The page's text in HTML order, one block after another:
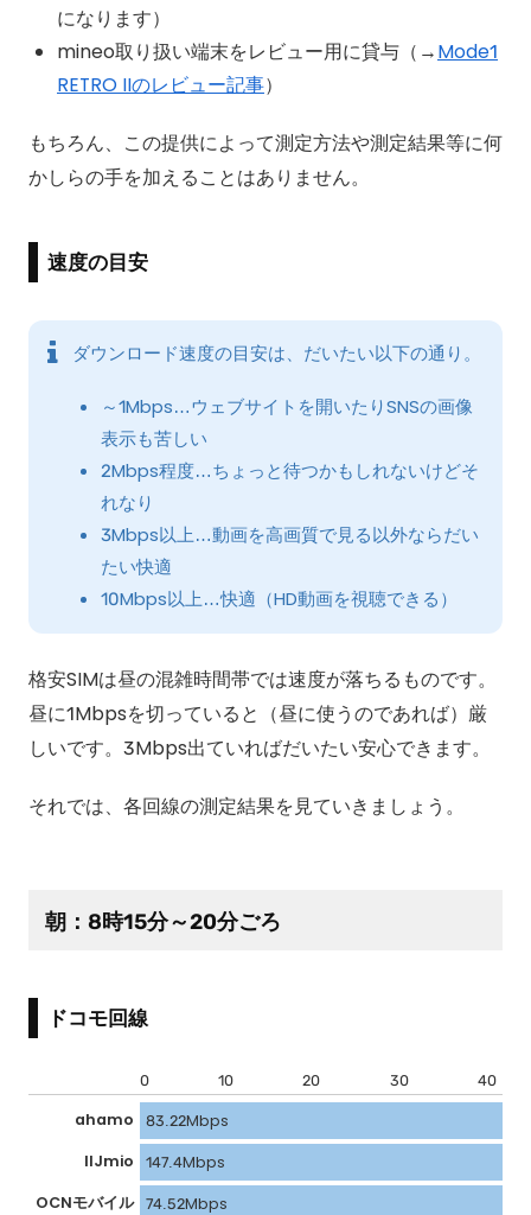
になります）
mineo取り扱い端末をレビュー用に貸与（→Mode1
RETRO IIのレビュー記事）
もちろん、この提供によって測定方法や測定結果等に何
かしらの手を加えることはありません。
速度の目安
ダウンロード速度の目安は、だいたい以下の通り。
～1Mbps…ウェブサイトを開いたりSNSの画像
表示も苦しい
2Mbps程度…ちょっと待つかもしれないけどそ
れなり
3Mbps以上…動画を高画質で見る以外ならだい
たい快適
10Mbps以上…快適（HD動画を視聴できる）
格安SIMは昼の混雑時間帯では速度が落ちるものです。
昼に1Mbpsを切っていると（昼に使うのであれば）厳
しいです。3Mbps出ていればだいたい安心できます。
それでは、各回線の測定結果を見ていきましょう。
朝：8時15分～20分ごろ
ドコモ回線
0 10 20 30
40
ahamo
83.22Mbps
IIJmio
147.4Mbps
OCNモバイル 74.52Mbps